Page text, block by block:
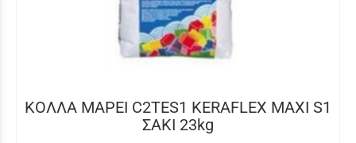
ΚΟΛΛΑ MAPEI C2TES1 KERAFLEX MAXI S1
ΣΑΚΙ 23kg